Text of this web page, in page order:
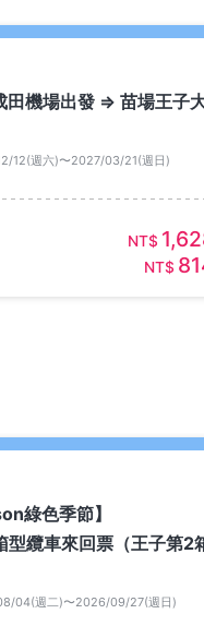
田機場出發 ⇒ 苗場王子
12(週六)〜2027/03/21(週日)
NT$
NT$
綠色季節】
型纜車來回票（王子第2
04(週二)〜2026/09/27(週日)